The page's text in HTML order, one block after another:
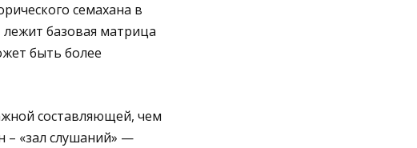
семахана в
базовая матрица
быть более
составляющей, чем
– «зал слушаний» —